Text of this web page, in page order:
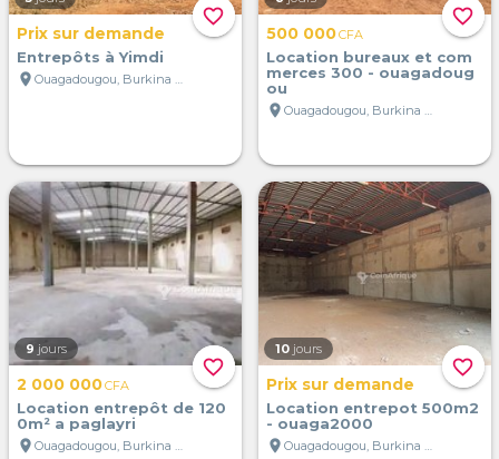
favorite_border
Prix sur demande
Entrepôts à Yimdi
location_on
Ouagadougou, Burkina Faso
favorite_border
500 000CFA
Location bureaux et com
merces 300 - ouagadoug
ou
location_on
Ouagadougou, Burkina Faso
favorite_border
9 jours
2 000 000CFA
Location entrepôt de 120
0m² a paglayri
location_on
Ouagadougou, Burkina Faso
favorite_border
10 jours
Prix sur demande
Location entrepot 500m2
- ouaga2000
location_on
Ouagadougou, Burkina Faso